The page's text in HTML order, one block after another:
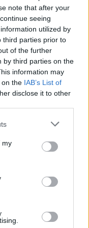
note that after your
seeing
utilized by
third parties prior to
of the further
by third parties on the
information may
on the IAB’s List of
disclose it to other
my
postepu i z
klejnotu
hagasowych i na
na gwence z ktorej